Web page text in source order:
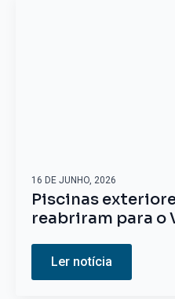
Piscinas
reabriram para o
16 DE JUNHO, 2026
Ler notícia